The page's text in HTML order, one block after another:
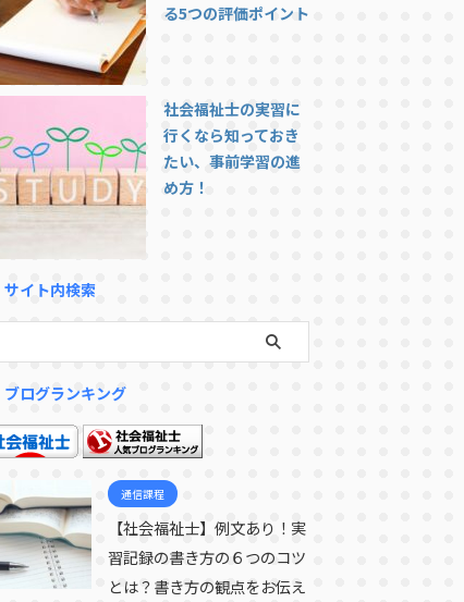
る5つの評価ポイント
社会福祉士の実習に
行くなら知っておき
たい、事前学習の進
め方！
サイト内検索
ブログランキング
通信課程
【社会福祉士】例文あり！実
習記録の書き方の６つのコツ
とは？書き方の観点をお伝え